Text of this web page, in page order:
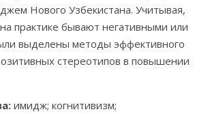
Нового Узбекистана. Учитывая,
практике бывают негативными или
выделены методы эффективного
стереотипов в повышении
имидж; когнитивизм;